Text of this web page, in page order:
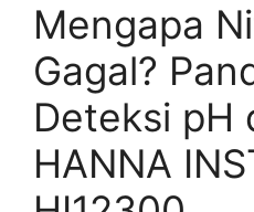
Mengapa
Gagal?
Deteksi pH
HANNA